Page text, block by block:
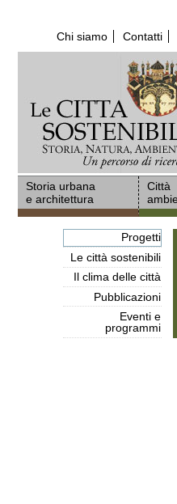
contenuti.
navigazione
Chi siamo Contatti
Storia urbana
e architettura
Città
Progetti
Le città sostenibili
Il clima delle città
Pubblicazioni
Eventi e
programmi